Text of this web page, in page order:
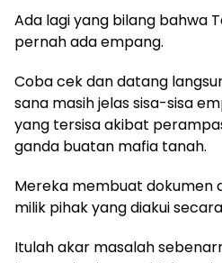
Ada lagi yang bilang bahwa
pernah ada empang.
Coba cek dan datang
sana masih jelas sisa-sisa
yang tersisa akibat
ganda buatan mafia tanah.
Mereka membuat dokumen
milik pihak yang diakui
Itulah akar masalah